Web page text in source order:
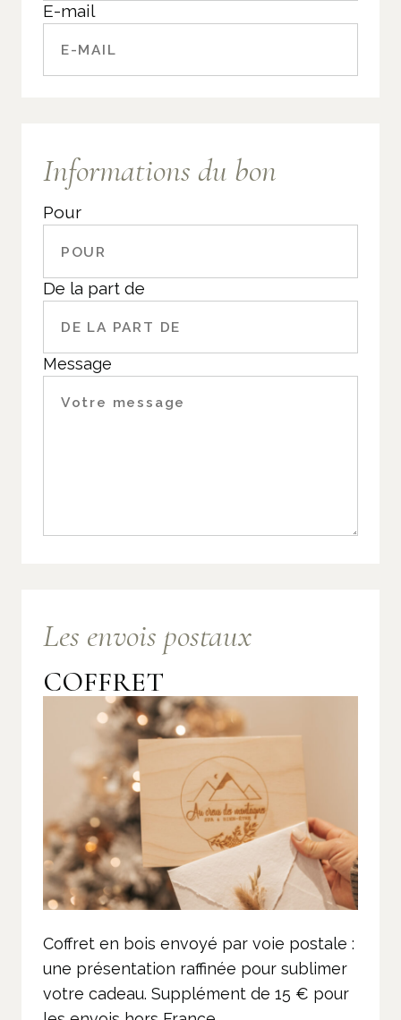
E-mail
Informations du bon
Pour
De la part de
Message
Les envois postaux
COFFRET
Coffret en bois envoyé par voie postale :
une présentation raffinée pour sublimer
votre cadeau. Supplément de 15 € pour